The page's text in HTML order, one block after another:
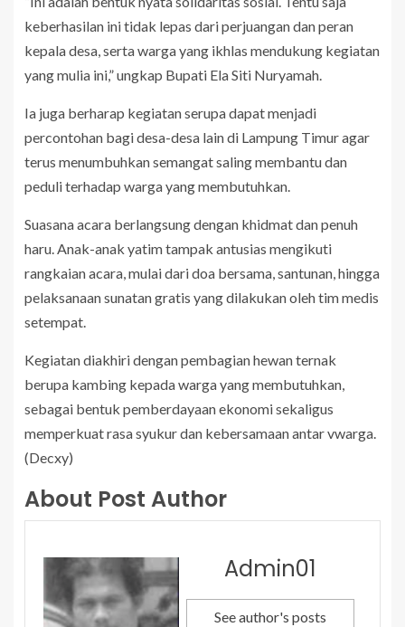
keberhasilan ini tidak lepas dari perjuangan dan peran
kepala desa, serta warga yang ikhlas mendukung kegiatan
yang mulia ini,” ungkap Bupati Ela Siti Nuryamah.
Ia juga berharap kegiatan serupa dapat menjadi
percontohan bagi desa-desa lain di Lampung Timur agar
terus menumbuhkan semangat saling membantu dan
peduli terhadap warga yang membutuhkan.
Suasana acara berlangsung dengan khidmat dan penuh
haru. Anak-anak yatim tampak antusias mengikuti
rangkaian acara, mulai dari doa bersama, santunan, hingga
pelaksanaan sunatan gratis yang dilakukan oleh tim medis
setempat.
Kegiatan diakhiri dengan pembagian hewan ternak
berupa kambing kepada warga yang membutuhkan,
sebagai bentuk pemberdayaan ekonomi sekaligus
memperkuat rasa syukur dan kebersamaan antar vwarga.
(Decxy)
About Post Author
Admin01
See author's posts